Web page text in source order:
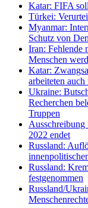
Katar: FIFA
Türkei:
Myanmar:
Schutz von
Iran: Fehlende
Menschen
Katar:
arbeiteten
Ukraine:
Recherchen
Truppen
2022 endet
Russland:
Russland:
festgenommen
Russland/